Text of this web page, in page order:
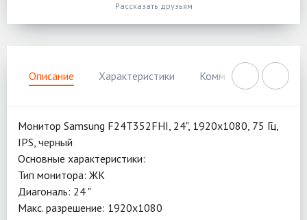
Рассказать друзьям
Описание Характеристики Комментарии
Монитор Samsung F24T352FHI, 24", 1920x1080, 75 Гц,
IPS, черный
Основные характеристики:
Тип монитора: ЖК
Диагональ: 24 "
Макс. разрешение: 1920x1080